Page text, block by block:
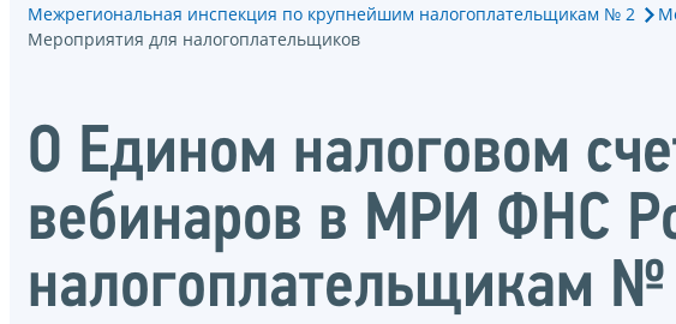
Межрегиональная инспекция по крупнейшим налогоплательщикам № 2
Мероприятия для налогоплательщиков
О Едином налоговом
вебинаров в МРИ ФНС
налогоплательщикам